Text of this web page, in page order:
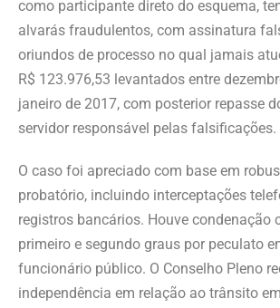
como participante direto do esquema,
alvarás fraudulentos, com assinatura
oriundos de processo no qual jamais
R$ 123.976,53 levantados entre
janeiro de 2017, com posterior repasse
servidor responsável pelas falsificações.
O caso foi apreciado com base em
probatório, incluindo interceptações
registros bancários. Houve condenação
primeiro e segundo graus por peculato
funcionário público. O Conselho Pleno
independência em relação ao trânsito